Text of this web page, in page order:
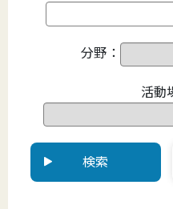
分野：
活動
検索